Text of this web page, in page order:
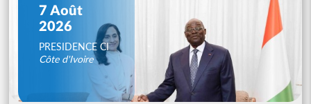
7 Août
2026
PRESIDENCE CI
Côte d'Ivoire